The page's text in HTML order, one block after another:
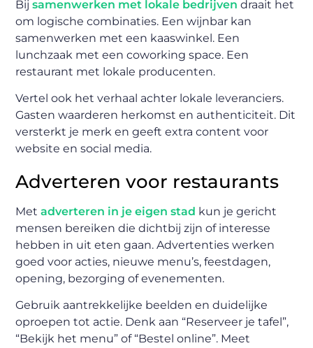
Bijsamenwerken met lokale bedrijven draait het
om logische combinaties. Een wijnbar kan
samenwerken met een kaaswinkel. Een
lunchzaak met een coworking space. Een
restaurant met lokale producenten.
Vertel ook het verhaal achter lokale leveranciers.
Gasten waarderen herkomst en authenticiteit. Dit
versterkt je merk en geeft extra content voor
website en social media.
Adverteren voor restaurants
Metadverteren in je eigen stad kun je gericht
mensen bereiken die dichtbij zijn of interesse
hebben in uit eten gaan. Advertenties werken
goed voor acties, nieuwe menu’s, feestdagen,
opening, bezorging of evenementen.
Gebruik aantrekkelijke beelden en duidelijke
oproepen tot actie. Denk aan “Reserveer je tafel”,
“Bekijk het menu” of “Bestel online”. Meet